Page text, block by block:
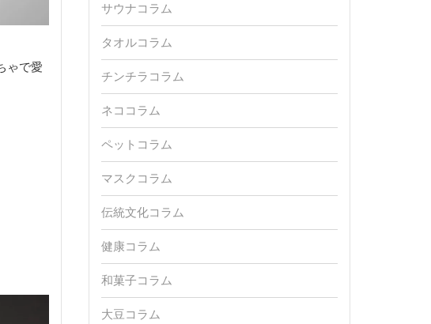
ゃで愛
サウナコラム
タオルコラム
チンチラコラム
ネココラム
ペットコラム
マスクコラム
伝統文化コラム
健康コラム
和菓子コラム
大豆コラム